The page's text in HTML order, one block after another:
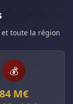
et toute la région
💰
84 M€